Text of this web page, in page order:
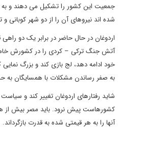
جمعیت این کشور را تشکیل می دهند و به
شده اند نیروهای آن را از دو شهر کوبانی
اردوغان در حال حاضر در برابر یک دو
آتش جنگ ترکی – کردی را در کشورش
خود ادامه دهد، لج بازی کند و بزرگ
به صفر رساندن مشکلات با همسایگان به
شاید رفتارهای اردوغان تغییر کند و
کشورهاست پیش نرود. باید مصر بیش از
آنها را به هر قیمتی شده به قدرت بازگرداند.